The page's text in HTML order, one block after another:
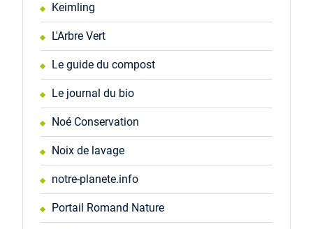
Keimling
L'Arbre Vert
Le guide du compost
Le journal du bio
Noé Conservation
Noix de lavage
notre-planete.info
Portail Romand Nature